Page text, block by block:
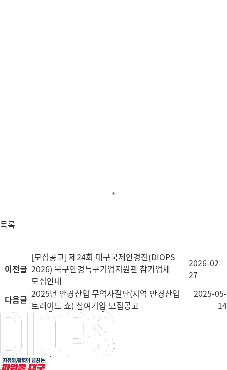
목록
이전글
[모집공고] 제24회 대구국제안경전(DIOPS
2026) 북구안경특구기업지원관 참가업체
모집안내
2026-02-
27
다음글 2025년 안경산업 무역사절단(지역 안경산업
트레이드 쇼) 참여기업 모집공고
2025-05-
14